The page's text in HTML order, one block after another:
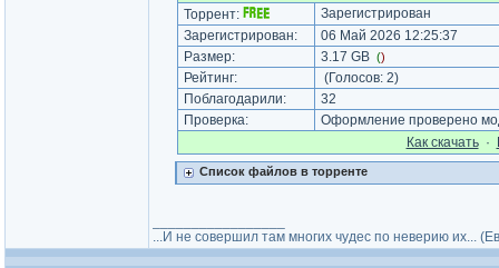
Торрент:
Зарегистрирован
Зарегистрирован:
06 Май 2026 12:25:37
Размер:
3.17 GB ()
Рейтинг: (Голосов: 2)
Поблагодарили:
32
Проверка:
Оформление проверено
Как cкачать·
Список файлов в торренте
...И не совершил там многих чудес по неверию их...